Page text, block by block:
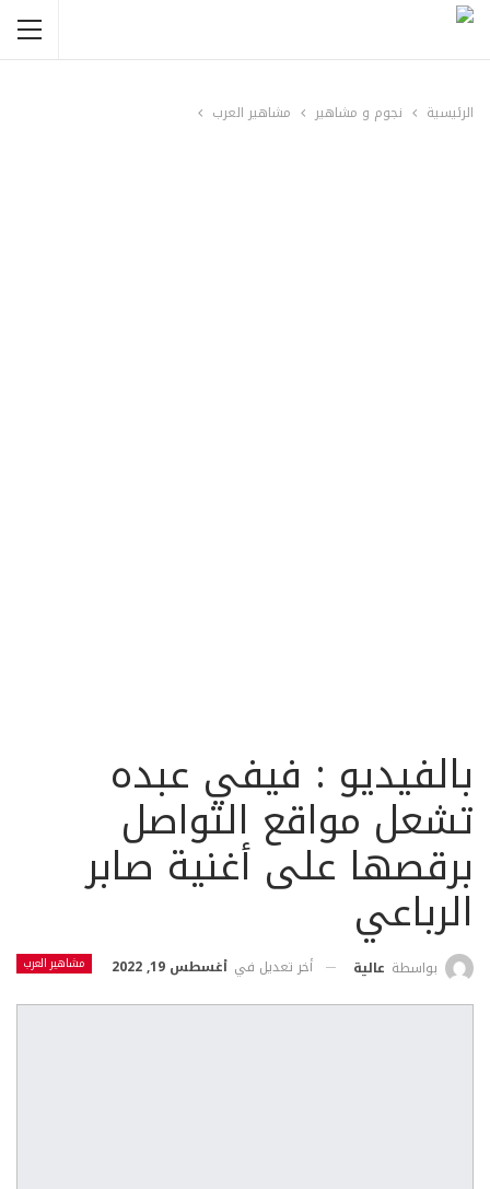
الرئيسية نجوم و مشاهير مشاهير العرب
بالفيديو : فيفي عبده
تشعل مواقع التواصل
برقصها على أغنية صابر
الرباعي
مشاهير العرب بواسطة عالية أخر تعديل في أغسطس 19, 2022